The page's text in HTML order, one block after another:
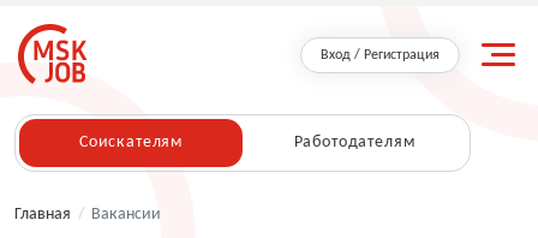
Вход / Регистрация
Соискателям Работодателям
Главная / Вакансии